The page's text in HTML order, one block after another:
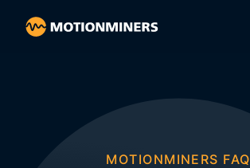
MOTIONMINERS FAQ